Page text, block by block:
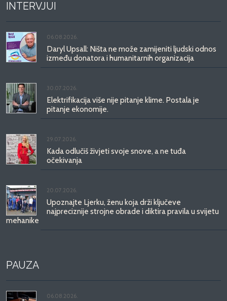
INTERVJUI
06.08.2026.
Daryl Upsall: Ništa ne može zamijeniti ljudski odnos
između donatora i humanitarnih organizacija
30.07.2026.
Elektrifikacija više nije pitanje klime. Postala je
pitanje ekonomije.
29.07.2026.
Kada odlučiš živjeti svoje snove, a ne tuđa
očekivanja
20.07.2026.
Upoznajte Ljerku, ženu koja drži ključeve
najpreciznije strojne obrade i diktira pravila u svijetu
mehanike
PAUZA
06.08.2026.